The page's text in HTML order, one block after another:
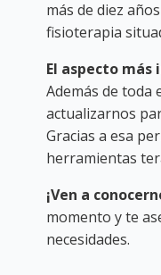
más de diez
fisioterapia
El aspecto
Además de toda
actualizarnos
Gracias a esa
herramientas
¡Ven a
momento y te
necesidades.